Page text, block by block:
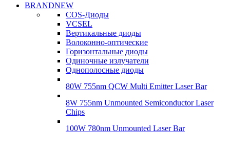
Гироскопы
Подробнее
Надежные поставки
Гироскопы
Подробнее
BRANDNEW
COS-Диоды
VCSEL
Вертикальные диоды
Волоконно-оптические
Горизонтальные диоды
Одиночные излучатели
Однополосные диоды
80W 755nm QCW Multi Emitter Laser Bar
8W 755nm Unmounted Semiconductor Laser
Chips
100W 780nm Unmounted Laser Bar